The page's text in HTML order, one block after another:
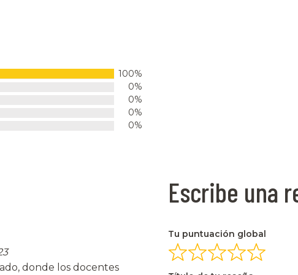
100%
0%
0%
0%
0%
donde los docentes
Escribe una
Tu puntuación global